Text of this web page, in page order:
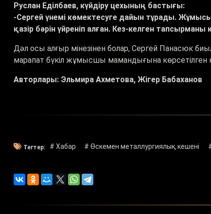
Руслан Еділбаев, күйдіру цехының бастығы:
-Сергей үнемі көмектесуге дайын тұрады.
қазір бәрін үйреніп алған. Кез-келген
Дәл осы алғыр мінезінен болар, Сергей Панасюк
марапат бүкіл жұмысшы мамандығына көрсетілген
Авторлары: Эльмира Ахметова, Жігер Бабаханов
Тегтер: # Хабар # Өскемен металлургиялық кешені